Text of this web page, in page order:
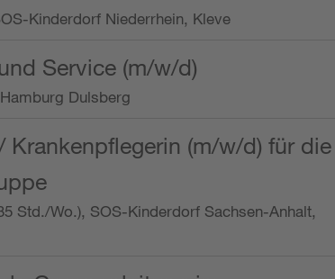
Kinderdorf Niederrhein, Kleve
Service (m/w/d)
Dulsberg
Krankenpflegerin (m/w/d) für die
Std./Wo.), SOS-Kinderdorf Sachsen-Anhalt,